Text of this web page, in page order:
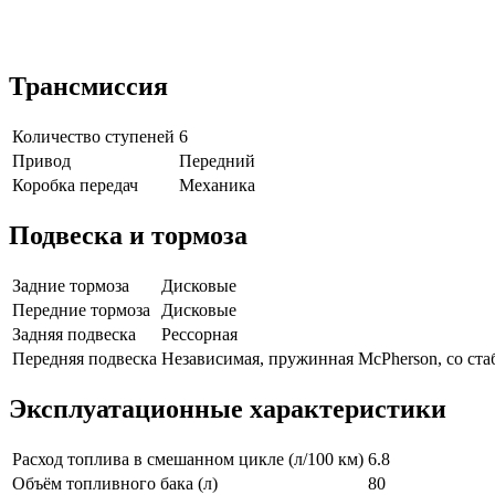
Трансмиссия
Количество ступеней 6
Привод
Передний
Коробка передач
Механика
Подвеска и тормоза
Задние тормоза
Дисковые
Передние тормоза
Дисковые
Задняя подвеска
Рессорная
Передняя подвеска Независимая, пружинная McPherson, со
Эксплуатационные характеристики
Расход топлива в смешанном цикле (л/100 км) 6.8
Объём топливного бака (л)
80